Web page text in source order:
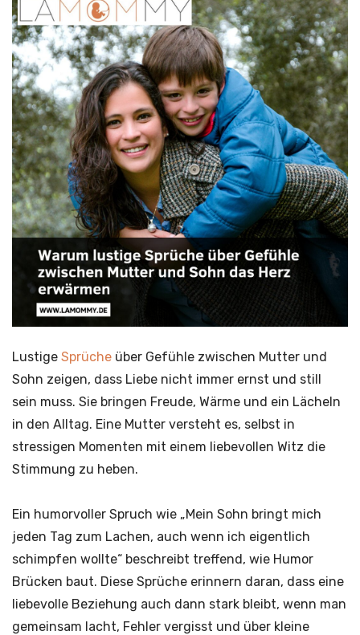
Lustige Sprüche über Gefühle zwischen Mutter und
Sohn zeigen, dass Liebe nicht immer ernst und still
sein muss. Sie bringen Freude, Wärme und ein Lächeln
in den Alltag. Eine Mutter versteht es, selbst in
stressigen Momenten mit einem liebevollen Witz die
Stimmung zu heben.
Ein humorvoller Spruch wie „Mein Sohn bringt mich
jeden Tag zum Lachen, auch wenn ich eigentlich
schimpfen wollte“ beschreibt treffend, wie Humor
Brücken baut. Diese Sprüche erinnern daran, dass eine
liebevolle Beziehung auch dann stark bleibt, wenn man
gemeinsam lacht, Fehler vergisst und über kleine